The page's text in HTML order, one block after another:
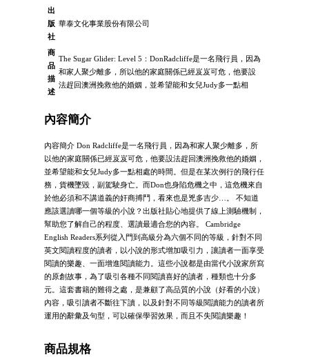
出
版
社
華泰文化事業股份有限公司
商
品
描
述
The Sugar Glider: Level 5：DonRadcliffe是一名飛行員，因為
和家人聚少離多，所以他的家庭關係已經岌岌可危，他要設
法趕回澳洲挽救他的婚姻，並希望能和女兒Judy多一點相
內容簡介
內容簡介 Don Radcliffe是一名飛行員，因為和家人聚少離多，所
以他的家庭關係已經岌岌可危，他要設法趕回澳洲挽救他的婚姻，
並希望能和女兒Judy多一點相處的時間。但是在某次例行的飛行任
務，貨機墜毀，副駕駛身亡。而Don也身陷危機之中，這危機來自
於他必須和不講道義的奸商搏鬥，看來也是兇多吉少…。 不知道
應該選讀哪一個等級的小說？出版社貼心地提供了線上測驗機制，
幫助您了解自己的程度、選讀最適合您的內容。 Cambridge
English Readers系列從入門到高級分為六個不同的等級，針對不同
英文閱讀程度的讀者，以小說的形式增加吸引力，讓讀者一面享受
閱讀的樂趣、一面增進閱讀能力。這些小說都是由當代小說家所寫
的原創故事，為了吸引各種不同閱讀喜好的讀者，種類也十分多
元。這套書籍的難得之處，是兼顧了高品質的小說（好看的小說）
內容，吸引讀者不斷往下讀，以及針對不同等級閱讀能力的讀者所
運用的辭彙及句型，可以確保學習效果，而且不失閱讀樂趣！
商品規格